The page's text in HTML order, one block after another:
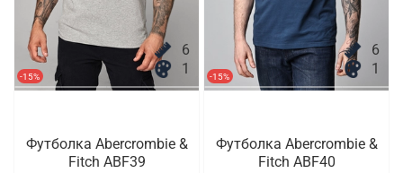
-15%
6
1
Футболка Abercrombie &
Fitch ABF39
-15%
6
1
Футболка Abercrombie &
Fitch ABF40